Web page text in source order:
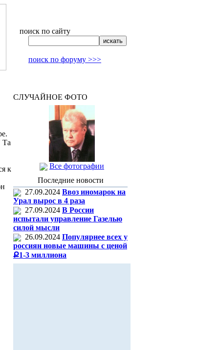
поиск по сайту
поиск по форуму >>>
Та
к
СЛУЧАЙНОЕ ФОТО
Все фотографии
Последние новости
27.09.2024 Ввоз иномарок на
Урал вырос в 4 раза
27.09.2024 В России
испытали управление Газелью
силой мысли
26.09.2024 Популярнее всех у
россиян новые машины с ценой
Ք1-3 миллиона